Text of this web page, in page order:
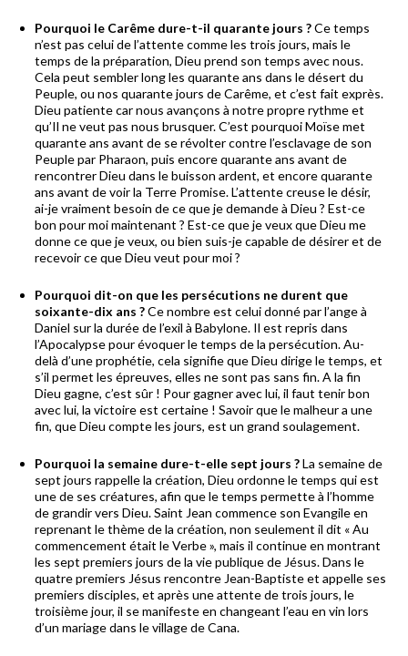
Pourquoi le Carême dure-t-il quarante jours ?Ce temps
n’est pas celui de l’attente comme les trois jours, mais le
temps de la préparation, Dieu prend son temps avec nous.
Cela peut sembler long les quarante ans dans le désert du
Peuple, ou nos quarante jours de Carême, et c’est fait exprès.
Dieu patiente car nous avançons à notre propre rythme et
qu’Il ne veut pas nous brusquer. C’est pourquoi Moïse met
quarante ans avant de se révolter contre l’esclavage de son
Peuple par Pharaon, puis encore quarante ans avant de
rencontrer Dieu dans le buisson ardent, et encore quarante
ans avant de voir la Terre Promise. L’attente creuse le désir,
ai-je vraiment besoin de ce que je demande à Dieu ? Est-ce
bon pour moi maintenant ? Est-ce que je veux que Dieu me
donne ce que je veux, ou bien suis-je capable de désirer et de
recevoir ce que Dieu veut pour moi ?
Pourquoi dit-on que les persécutions ne durent que
soixante-dix ans ?Ce nombre est celui donné par l’ange à
Daniel sur la durée de l’exil à Babylone. Il est repris dans
l’Apocalypse pour évoquer le temps de la persécution. Au-
delà d’une prophétie, cela signifie que Dieu dirige le temps, et
s’il permet les épreuves, elles ne sont pas sans fin. A la fin
Dieu gagne, c’est sûr ! Pour gagner avec lui, il faut tenir bon
avec lui, la victoire est certaine ! Savoir que le malheur a une
fin, que Dieu compte les jours, est un grand soulagement.
Pourquoi la semaine dure-t-elle sept jours ?La semaine de
sept jours rappelle la création, Dieu ordonne le temps qui est
une de ses créatures, afin que le temps permette à l’homme
de grandir vers Dieu. Saint Jean commence son Evangile en
reprenant le thème de la création, non seulement il dit « Au
commencement était le Verbe », mais il continue en montrant
les sept premiers jours de la vie publique de Jésus. Dans le
quatre premiers Jésus rencontre Jean-Baptiste et appelle ses
premiers disciples, et après une attente de trois jours, le
troisième jour, il se manifeste en changeant l’eau en vin lors
d’un mariage dans le village de Cana.